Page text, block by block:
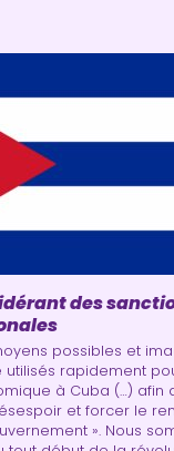
des
pos­sibles et
uti­li­sés rapi­de­ment
à Cuba (…) afin
et for­cer le
». Nous